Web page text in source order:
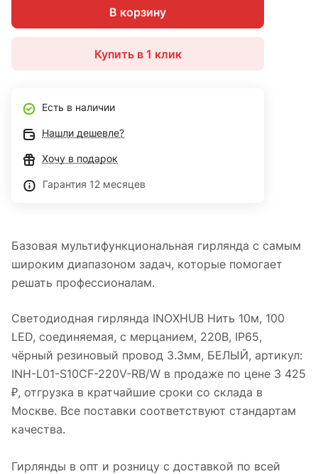
В корзину
Купить в 1 клик
Есть в наличии
Нашли дешевле?
Хочу в подарок
Гарантия 12 месяцев
Базовая мультифункциональная гирлянда с самым
широким диапазоном задач, которые помогает
решать профессионалам.
Светодиодная гирлянда INOXHUB Нить 10м, 100
LED, соединяемая, с мерцанием, 220В, IP65,
чёрный резиновый провод 3.3мм, БЕЛЫЙ, артикул:
INH-L01-S10CF-220V-RB/W в продаже по цене 3 425
₽, отгрузка в кратчайшие сроки со склада в
Москве. Все поставки соответствуют стандартам
качества.
Гирлянды в опт и розницу с доставкой по всей